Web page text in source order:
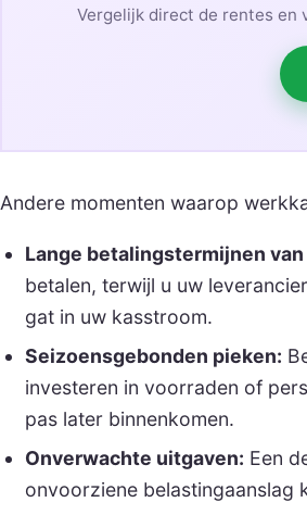
Vergelijk direct de rentes en
Andere momenten waarop
Lange betalingstermijnen
betalen, terwijl u uw
gat in uw kasstroom.
Seizoensgebonden pieken:
investeren in voorraden of
pas later binnenkomen.
Onverwachte uitgaven: Een
onvoorziene belastingaanslag